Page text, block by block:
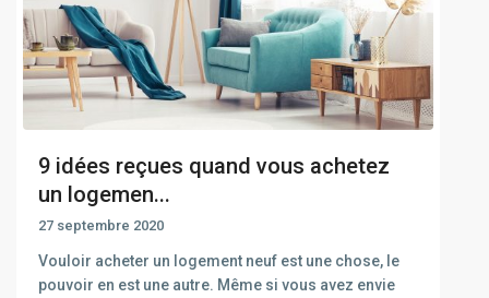
9 idées reçues quand vous achetez
un logemen...
27 septembre 2020
Vouloir acheter un logement neuf est une chose, le
pouvoir en est une autre. Même si vous avez envie